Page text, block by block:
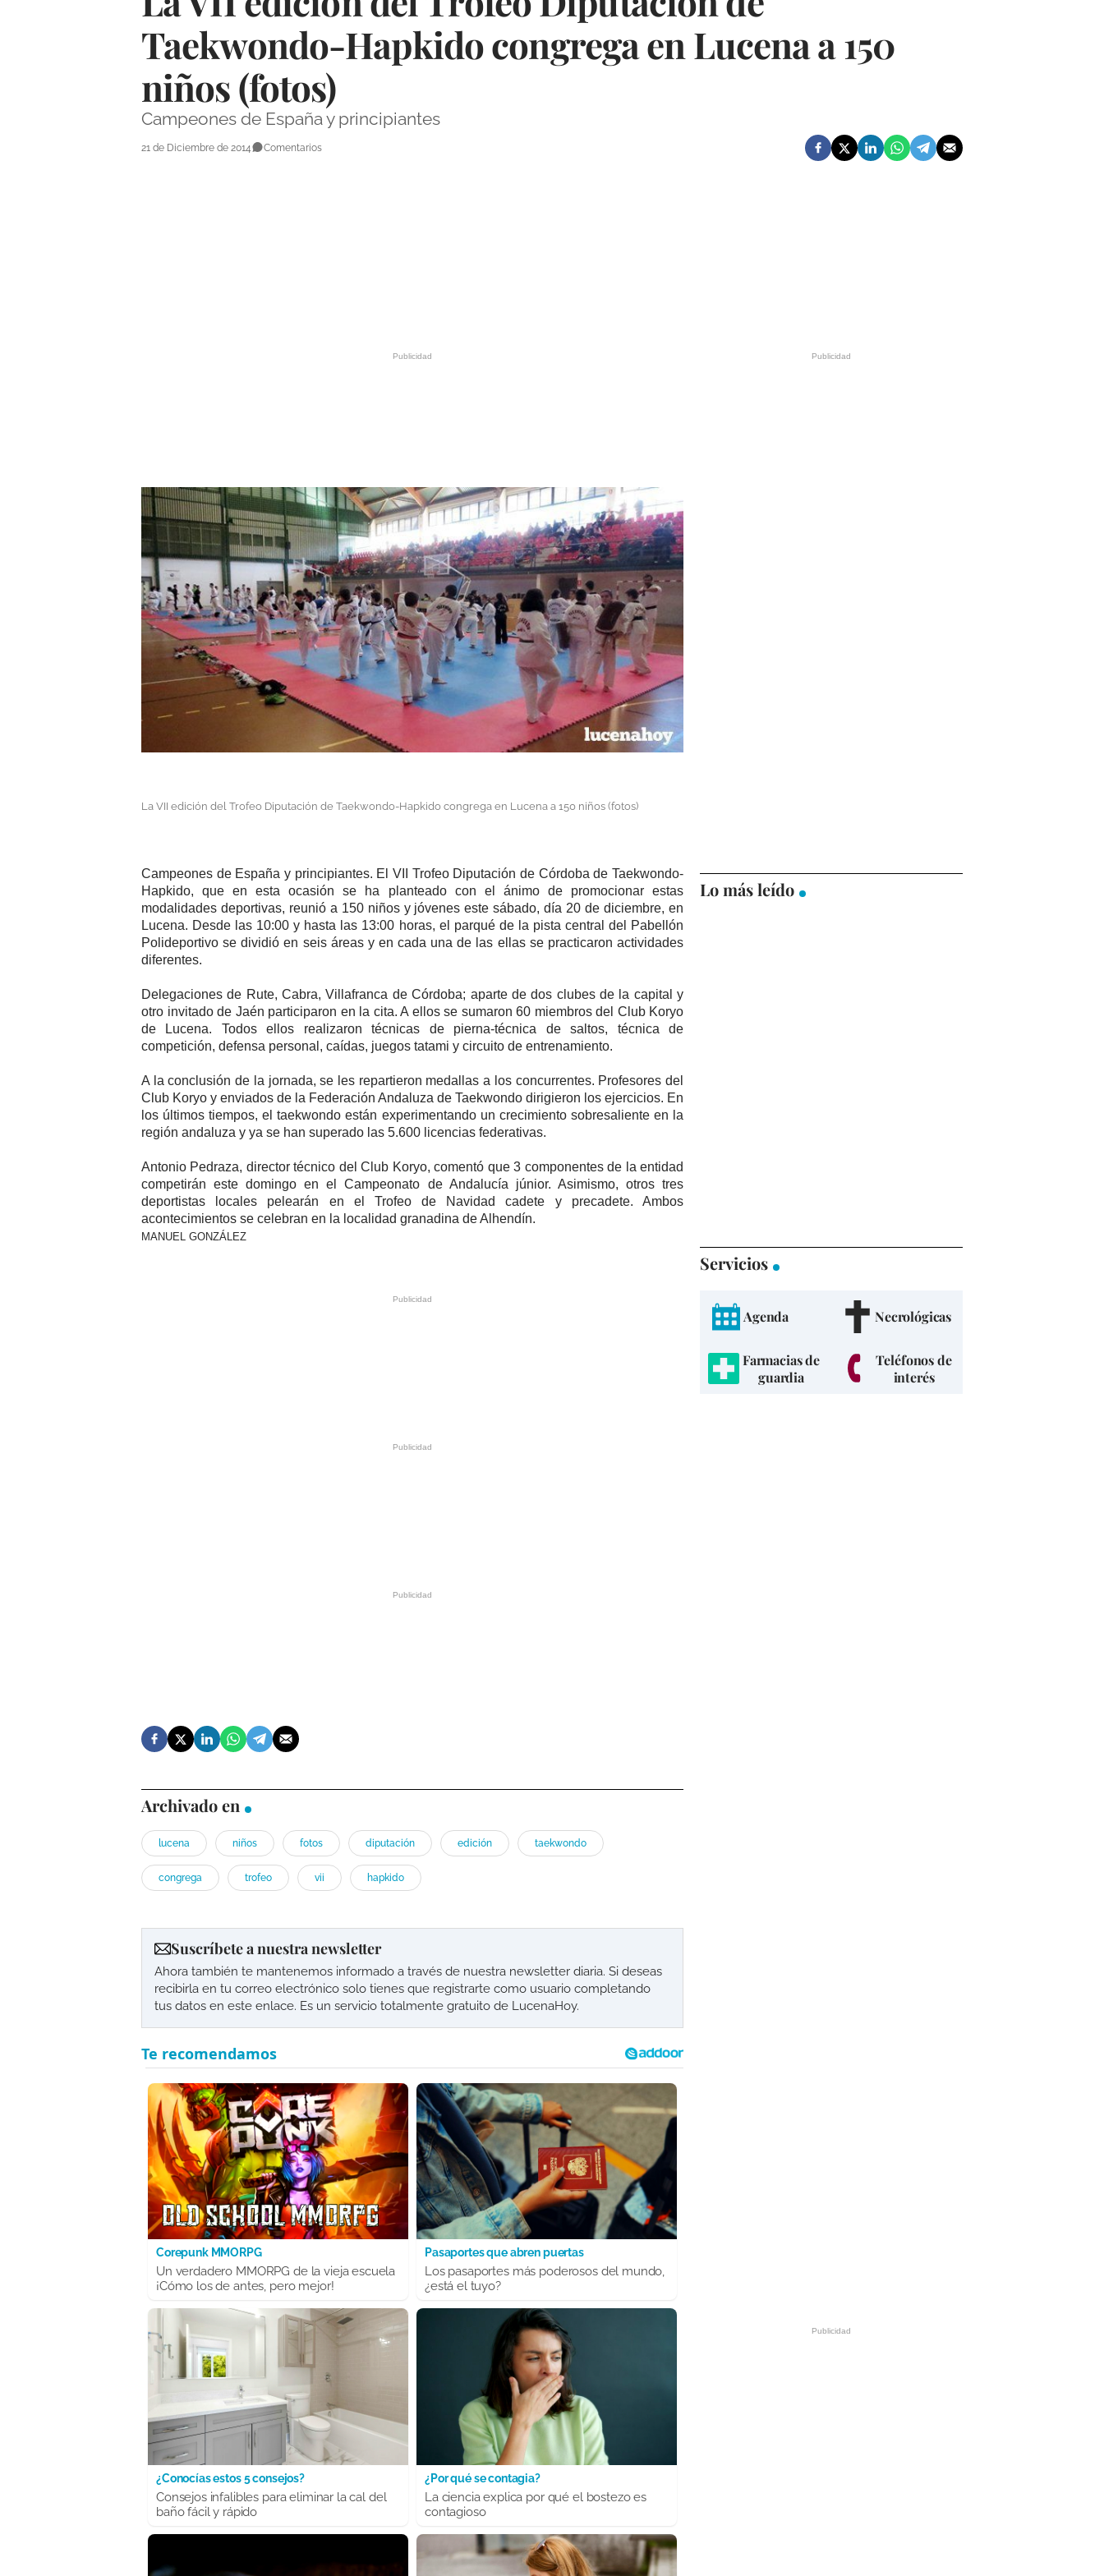
Taekwondo-Hapkido congrega en Lucena a 150
niños (fotos)
Campeones de España y principiantes
21 de Diciembre de 2014 Comentarios
La VII edición del Trofeo Diputación de Taekwondo-Hapkido congrega en Lucena a 150 niños (fotos)
Campeones de España y principiantes. El VII Trofeo Diputación de Córdoba de Taekwondo-
Hapkido, que en esta ocasión se ha planteado con el ánimo de promocionar estas
modalidades deportivas, reunió a 150 niños y jóvenes este sábado, día 20 de diciembre, en
Lucena. Desde las 10:00 y hasta las 13:00 horas, el parqué de la pista central del Pabellón
Polideportivo se dividió en seis áreas y en cada una de las ellas se practicaron actividades
diferentes.
Delegaciones de Rute, Cabra, Villafranca de Córdoba; aparte de dos clubes de la capital y
otro invitado de Jaén participaron en la cita. A ellos se sumaron 60 miembros del Club Koryo
de Lucena. Todos ellos realizaron técnicas de pierna-técnica de saltos, técnica de
competición, defensa personal, caídas, juegos tatami y circuito de entrenamiento.
A la conclusión de la jornada, se les repartieron medallas a los concurrentes. Profesores del
Club Koryo y enviados de la Federación Andaluza de Taekwondo dirigieron los ejercicios. En
los últimos tiempos, el taekwondo están experimentando un crecimiento sobresaliente en la
región andaluza y ya se han superado las 5.600 licencias federativas.
Antonio Pedraza, director técnico del Club Koryo, comentó que 3 componentes de la entidad
competirán este domingo en el Campeonato de Andalucía júnior. Asimismo, otros tres
deportistas locales pelearán en el Trofeo de Navidad cadete y precadete. Ambos
acontecimientos se celebran en la localidad granadina de Alhendín.
MANUEL GONZÁLEZ
Archivado en
lucena niños fotos diputación edición taekwondo
congrega trofeo vii hapkido
Suscríbete a nuestra newsletter
Ahora también te mantenemos informado a través de nuestra newsletter diaria. Si deseas
recibirla en tu correo electrónico solo tienes que registrarte como usuario completando
tus datos en este enlace. Es un servicio totalmente gratuito de LucenaHoy.
Corepunk MMORPG
Un verdadero MMORPG de la vieja escuela
¡Cómo los de antes, pero mejor!
Pasaportes que abren puertas
Los pasaportes más poderosos del mundo,
¿está el tuyo?
¿Conocías estos 5 consejos?
Consejos infalibles para eliminar la cal del
baño fácil y rápido
¿Por qué se contagia?
La ciencia explica por qué el bostezo es
contagioso
Lo más leído
Servicios
Agenda Necrológicas
Farmacias de
guardia
Teléfonos de
interés